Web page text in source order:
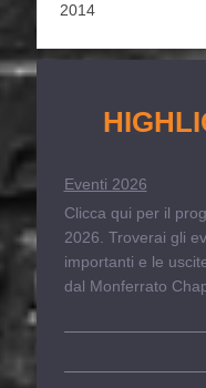
2014
Eventi 2026
Clicca qui per il
2026. Troverai gli
importanti e le
dal Monferrato